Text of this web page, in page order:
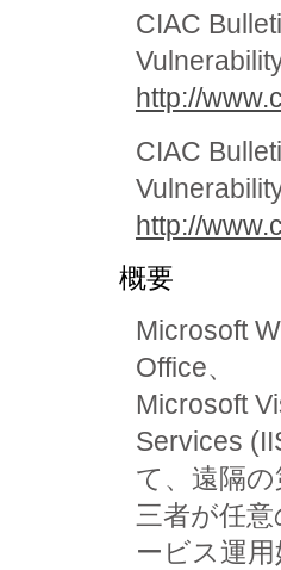
CIAC
http://
CIAC
http://
概要
Microsoft
Office、
Microsoft
Services
て、遠隔の
三者が任
ービス運用